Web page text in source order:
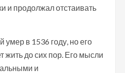
и продолжал отстаивать
умер в 1536 году, но его
жить до сих пор. Его мысли
и